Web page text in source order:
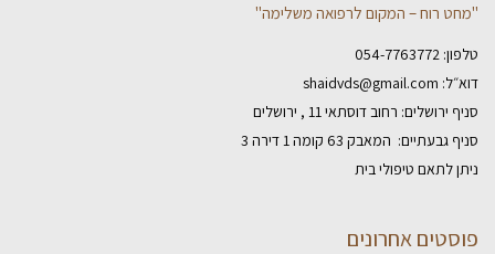
"מחט רוח – המקום לרפואה משלימה"
טלפון: 054-7763772
דוא״ל: shaidvds@gmail.com
סניף ירושלים: רחוב דוסתאי 11 , ירושלים
סניף גבעתיים: המאבק 63 קומה 1 דירה 3
ניתן לתאם טיפולי בית
פוסטים אחרונים